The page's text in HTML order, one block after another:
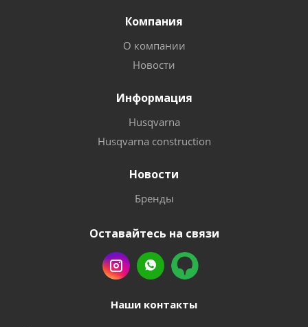
Компания
О компании
Новости
Информация
Husqvarna
Husqvarna construction
Новости
Бренды
Оставайтесь на связи
Наши контакты